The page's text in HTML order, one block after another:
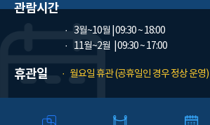
관람시간
3월~10월 | 09:30 ~ 18:00
11월~2월
| 09:30 ~ 17:00
휴관일 월요일 휴관 (공휴일인 경우 정상 운영)